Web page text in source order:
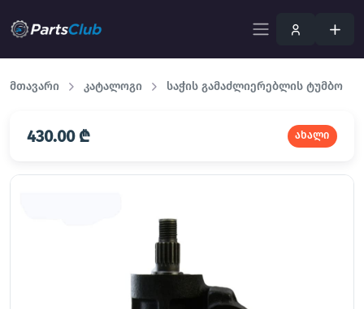
მთავარი კატალოგი საჭის გამაძლიერებლის ტუმბო
430.00 ₾ ახალი